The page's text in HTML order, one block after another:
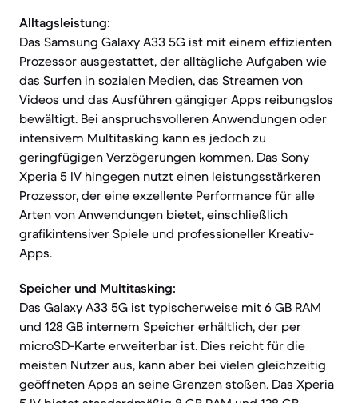
Alltagsleistung:
Das Samsung Galaxy A33 5G ist mit einem effizienten
Prozessor ausgestattet, der alltägliche Aufgaben wie
das Surfen in sozialen Medien, das Streamen von
Videos und das Ausführen gängiger Apps reibungslos
bewältigt. Bei anspruchsvolleren Anwendungen oder
intensivem Multitasking kann es jedoch zu
geringfügigen Verzögerungen kommen. Das Sony
Xperia 5 IV hingegen nutzt einen leistungsstärkeren
Prozessor, der eine exzellente Performance für alle
Arten von Anwendungen bietet, einschließlich
grafikintensiver Spiele und professioneller Kreativ-
Apps.
Speicher und Multitasking:
Das Galaxy A33 5G ist typischerweise mit 6 GB RAM
und 128 GB internem Speicher erhältlich, der per
microSD-Karte erweiterbar ist. Dies reicht für die
meisten Nutzer aus, kann aber bei vielen gleichzeitig
geöffneten Apps an seine Grenzen stoßen. Das Xperia